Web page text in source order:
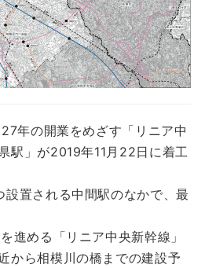
年の開業をめざす「リニア中
駅」が2019年11月22日に着工
置される中間駅のなかで、最
進める「リニア中央新幹線」
から相模川の橋までの建設予